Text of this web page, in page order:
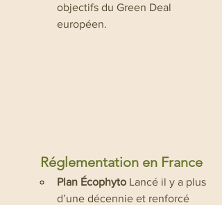
objectifs du Green Deal
européen.
Réglementation en France
Plan Écophyto Lancé il y a plus
d’une décennie et renforcé